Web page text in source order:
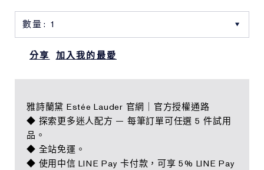
分享 加入我的最愛
雅詩蘭黛 Estée Lauder 官網｜官方授權通路
◆ 探索更多迷人配方 — 每筆訂單可任選 5 件試用
品。
◆ 全站免運。
◆ 使用中信 LINE Pay 卡付款，可享 5% LINE Pay